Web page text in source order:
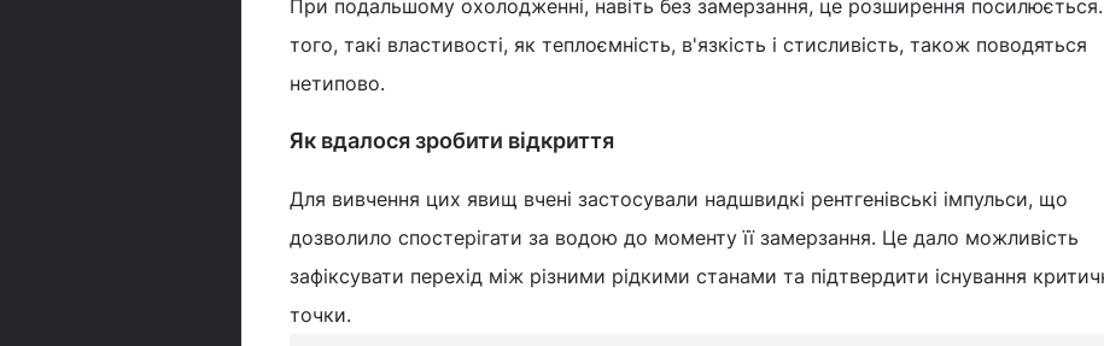
При подальшому охолодженні, навіть без замерзання, це розширення
того, такі властивості, як теплоємність, в'язкість і стисливість, також поводяться
нетипово.
Як вдалося зробити відкриття
Для вивчення цих явищ вчені застосували надшвидкі рентгенівські імпульси, що
дозволило спостерігати за водою до моменту її замерзання. Це дало можливість
зафіксувати перехід між різними рідкими станами та підтвердити існування
точки.